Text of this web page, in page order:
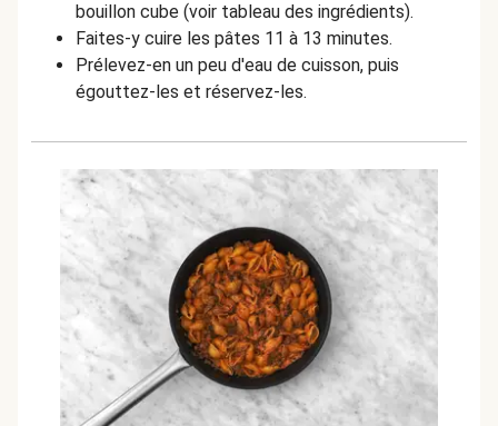
bouillon cube (voir tableau des ingrédients).
Faites-y cuire les pâtes 11 à 13 minutes.
Prélevez-en un peu d'eau de cuisson, puis
égouttez-les et réservez-les.